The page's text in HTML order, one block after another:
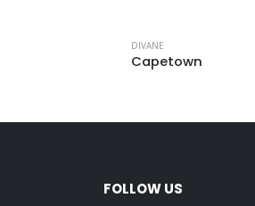
DIVANE
Capetown
FOLLOW US